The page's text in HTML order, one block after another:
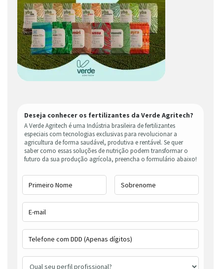
Deseja conhecer os fertilizantes da Verde Agritech?
A Verde Agritech é uma Indústria brasileira de fertilizantes
especiais com tecnologias exclusivas para revolucionar a
agricultura de forma saudável, produtiva e rentável. Se quer
saber como essas soluções de nutrição podem transformar o
futuro da sua produção agrícola, preencha o formulário abaixo!